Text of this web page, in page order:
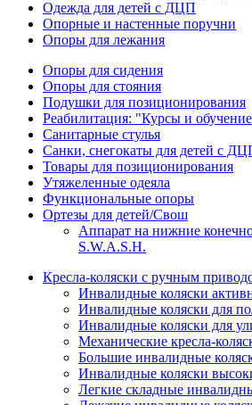
Одежда для детей с ДЦП
Опорные и настенные поручни
Опоры для лежания
Опоры для сидения
Опоры для стояния
Подушки для позиционирования
Реабилитация: "Курсы и обучение
Санитарные стулья
Санки, снегокаты для детей с
Товары для позиционирования
Утяжеленные одеяла
Функциональные опоры
Ортезы для детей/Свош
Аппарат на нижние
S.W.A.S.H.
Кресла-коляски с ручным
Инвалидные коляски
Инвалидные коляски для
Инвалидные коляски для
Механические кресла-
Большие инвалидные
Инвалидные коляски
Легкие складные